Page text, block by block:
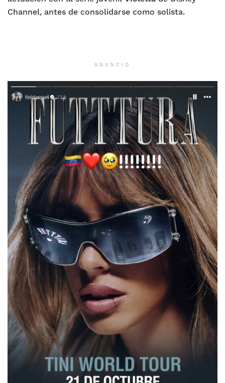
Channel, antes de consolidarse como solista.
ANUNCIO